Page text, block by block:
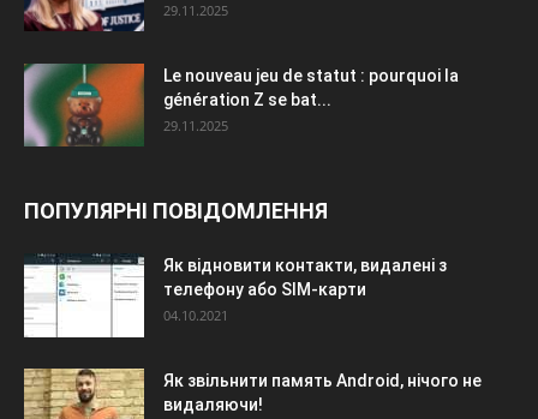
29.11.2025
Le nouveau jeu de statut : pourquoi la
génération Z se bat...
29.11.2025
ПОПУЛЯРНІ ПОВІДОМЛЕННЯ
Як відновити контакти, видалені з
телефону або SIM-карти
04.10.2021
Як звільнити память Android, нічого не
видаляючи!